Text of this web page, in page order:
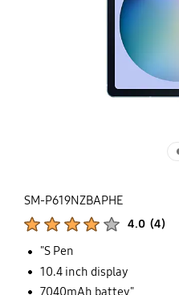
SM-P619NZBAPHE
4.0 (4)
"S Pen
10.4 inch display
7040mAh battey"